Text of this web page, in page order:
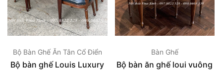
Bộ Bàn Ghế Ăn Tân Cổ Điển
Bộ bàn ghế Louis Luxury
Bàn Ghế
Bộ bàn ăn ghế loui vuông